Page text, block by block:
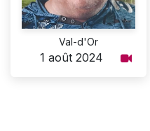
Val-d'Or
1 août 2024